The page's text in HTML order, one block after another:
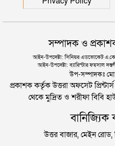
ফ্রান্সকে হারিয়ে
রেফারিকে মেসি
উদ্ধার
দিল্লিতে শেখ হাসিনার
মন্ত্রণালয়ের ক্ষোভ
সিলেটের সাবেক
জুলাই আন্দোলন ছাত্র-
বিয়ানীবাজারের
সম্পাদক ও
আইন-উপদেষ্টা: সিনিয়র এডভোকেট
আইন-উপদেষ্টা: ব্যারিস্টার ফয়সাল
উপ-সম্পাদকঃ
প্রকাশক কর্তৃক উত্তরা অফসেট
থেকে মুদ্রিত ও শরীফা বিবি
বানিজ্যিক
উত্তর বাজার, মেইন রোড,